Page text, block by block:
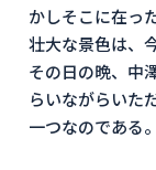
かしそこに在っ
壮大な景色は、
その日の晩、中
らいながらいた
一つなのである。